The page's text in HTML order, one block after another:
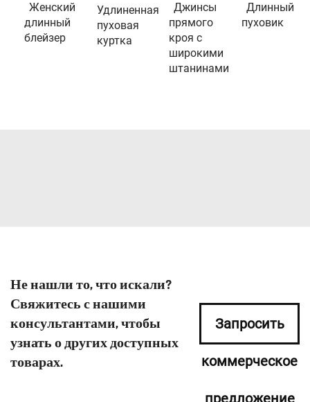
Женский
длинный
блейзер
Удлиненная
пуховая
куртка
Джинсы
прямого
кроя с
широкими
штанинами
Длинный
пуховик
Не нашли то, что искали?
Свяжитесь с нашими
консультантами, чтобы
узнать о других доступных
товарах.
Запросить
коммерческое
предложение